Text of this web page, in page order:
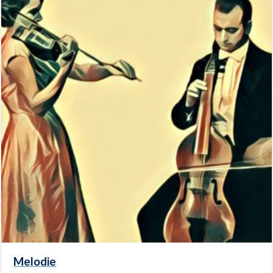
Melodie